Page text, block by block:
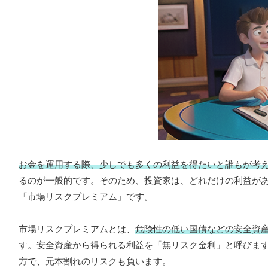
お金を運用する際、少しでも多くの利益を得たいと誰もが考
るのが一般的です。そのため、投資家は、どれだけの利益
「市場リスクプレミアム」です。
市場リスクプレミアムとは、 危険性の低い国債などの安全資
す。安全資産から得られる利益を「無リスク金利」と呼び
方で、元本割れのリスクも負います。